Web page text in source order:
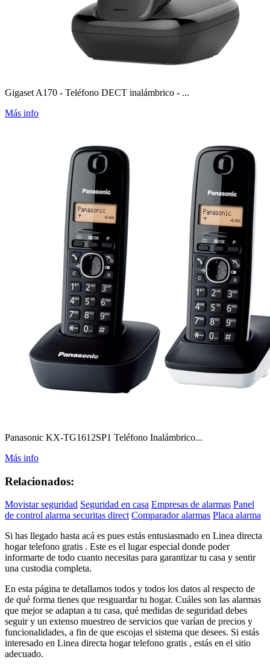
Gigaset A170 - Teléfono DECT inalámbrico - ...
Más info
Panasonic KX-TG1612SP1 Teléfono Inalámbrico...
Más info
Relacionados:
Movistar seguridad Seguridad en casa Empresas de alarmas Panel
de control alarma securitas direct Comparador alarmas Placa alarma
Si has llegado hasta acá es pues estás entusiasmado en Linea directa
hogar telefono gratis . Este es el lugar especial donde poder
informarte de todo cuanto necesitas para garantizar tu casa y sentir
una custodia completa.
En esta página te detallamos todos y todos los datos al respecto de
de qué forma tienes que resguardar tu hogar. Cuáles son las alarmas
que mejor se adaptan a tu casa, qué medidas de seguridad debes
seguir y un extenso muestreo de servicios que varían de precios y
funcionalidades, a fin de que escojas el sistema que desees. Si estás
interesado en Linea directa hogar telefono gratis , estás en el sitio
adecuado.